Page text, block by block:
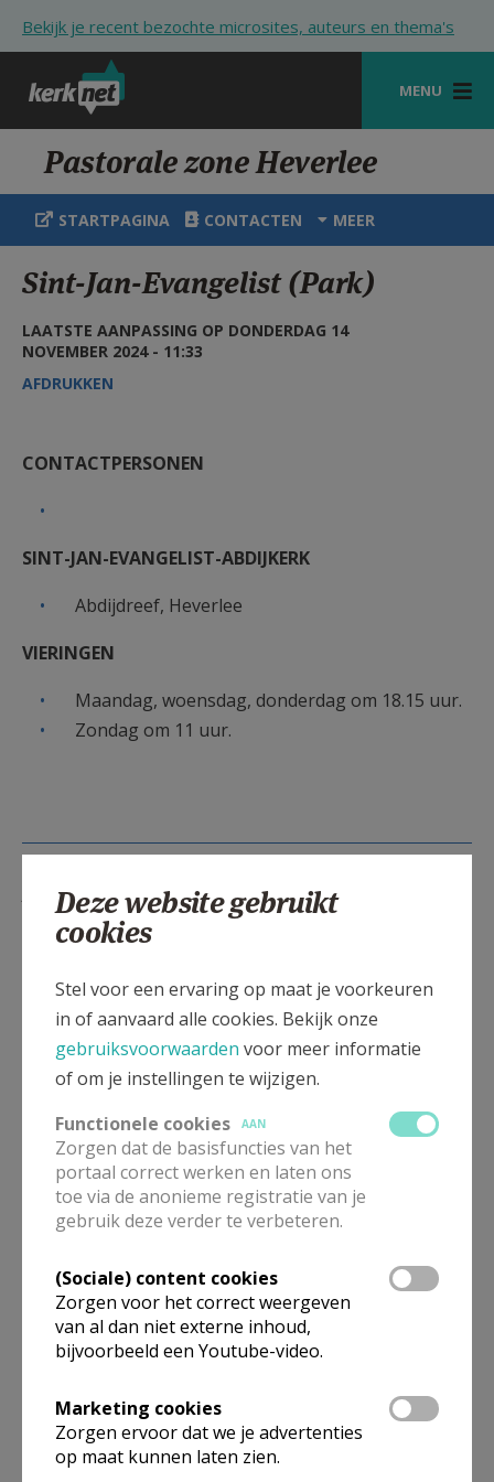
Bekijk je recent bezochte microsites, auteurs en thema's
MENU
STARTPAGINA
KERK
VIERINGEN
SHOP
ZOEKEN
HULP
MIJN PAROCHIE
AANMELDEN OF REGISTREREN
Pastorale zone Heverlee
STARTPAGINA CONTACTEN MEER
Sint-Jan-Evangelist (Park)
LAATSTE AANPASSING OP DONDERDAG 14
NOVEMBER 2024 - 11:33
AFDRUKKEN
CONTACTPERSONEN
SINT-JAN-EVANGELIST-ABDIJKERK
Abdijdreef, Heverlee
VIERINGEN
Maandag, woensdag, donderdag om 18.15 uur.
Zondag om 11 uur.
Lees meer
Beroepsvereniging Zorgpastores
Deze website gebruikt
cookies
Stel voor een ervaring op maat je voorkeuren
in of aanvaard alle cookies. Bekijk onze
gebruiksvoorwaarden voor meer informatie
of om je instellingen te wijzigen.
Functionele cookies
AAN
Zorgen dat de basisfuncties van het
portaal correct werken en laten ons
toe via de anonieme registratie van je
gebruik deze verder te verbeteren.
(Sociale) content cookies
Zorgen voor het correct weergeven
van al dan niet externe inhoud,
bijvoorbeeld een Youtube-video.
Marketing cookies
Zorgen ervoor dat we je advertenties
op maat kunnen laten zien.